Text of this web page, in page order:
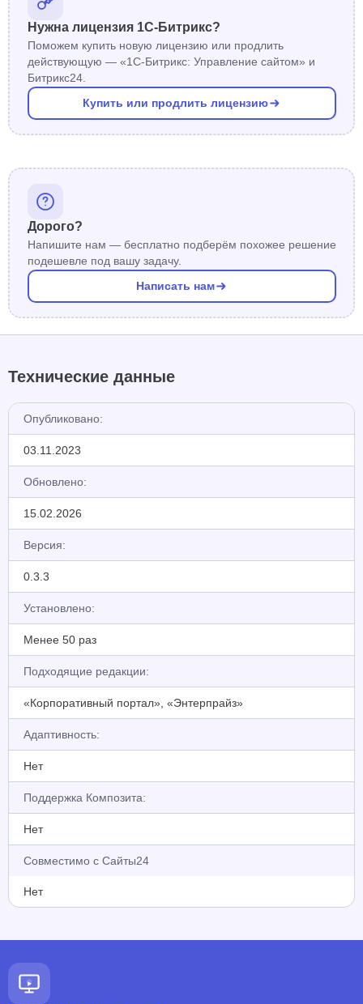
Нужна лицензия 1С-Битрикс?
Поможем купить новую лицензию или продлить
действующую — «1С-Битрикс: Управление сайтом» и
Битрикс24.
Купить или продлить лицензию
Дорого?
Напишите нам — бесплатно подберём похожее решение
подешевле под вашу задачу.
Написать нам
Технические данные
Опубликовано:
03.11.2023
Обновлено:
15.02.2026
Версия:
0.3.3
Установлено:
Менее 50 раз
Подходящие редакции:
«Корпоративный портал», «Энтерпрайз»
Адаптивность:
Нет
Поддержка Композита:
Нет
Совместимо с Сайты24
Нет